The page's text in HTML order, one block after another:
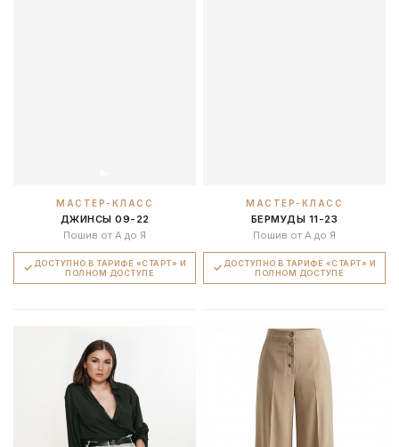
МАСТЕР-КЛАСС
ДЖИНСЫ 09-22
Пошив от А до Я
ДОСТУПНО В ТАРИФЕ «СТАРТ» И
ПОЛНОМ ДОСТУПЕ
МАСТЕР-КЛАСС
БЕРМУДЫ 11-23
Пошив от А до Я
ДОСТУПНО В ТАРИФЕ «СТАРТ» И
ПОЛНОМ ДОСТУПЕ